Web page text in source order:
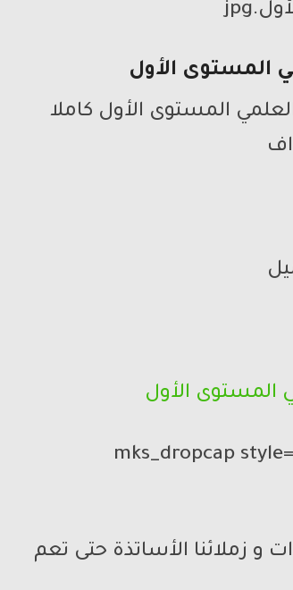
المستوى الأول
المستوى الأول كاملا
المستوى الأول
[mks_dropcap
و زملائنا الأساتذة حتى تعم